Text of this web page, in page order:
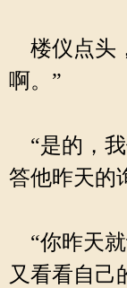
楼仪点头
啊。”
“是的，我
答他昨天的
“你昨天就
又看看自己